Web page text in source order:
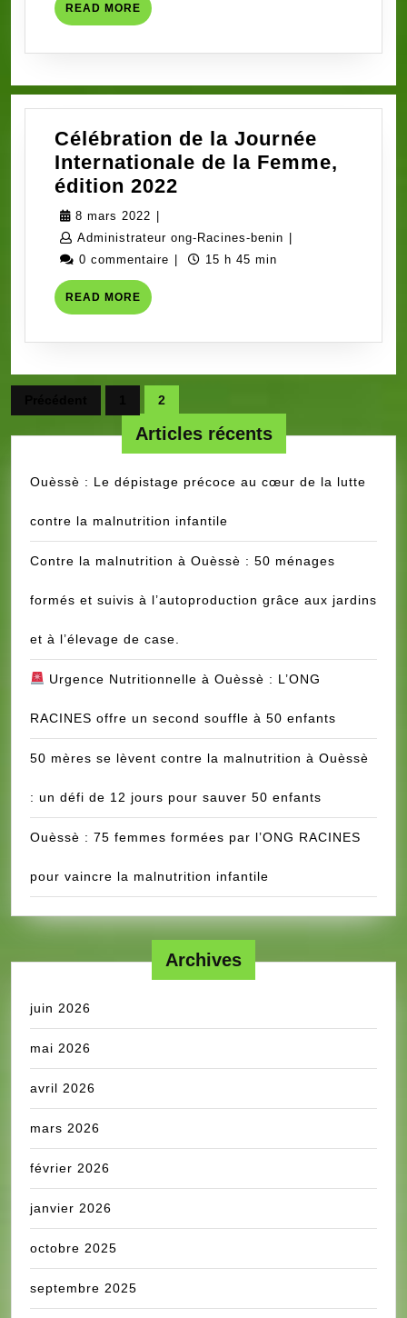
READ MORE READ
MORE
Célébration de la Journée
Internationale de la Femme,
édition 2022
la
Journée
Femme,
édition
8 mars 2022 8
mars
2022
Administrateur ong-Racines-benin Administrateur
0 commentaire
15 h 45 min
READ MORE READ
MORE
des
publications
2
Articles récents
Ouèssè : Le dépistage précoce au cœur de la lutte
contre la malnutrition infantile
Contre la malnutrition à Ouèssè : 50 ménages
formés et suivis à l’autoproduction grâce aux jardins
et à l’élevage de case.
Urgence Nutritionnelle à Ouèssè : L’ONG
RACINES offre un second souffle à 50 enfants
50 mères se lèvent contre la malnutrition à Ouèssè
: un défi de 12 jours pour sauver 50 enfants
Ouèssè : 75 femmes formées par l’ONG RACINES
pour vaincre la malnutrition infantile
Archives
juin 2026
mai 2026
avril 2026
mars 2026
février 2026
janvier 2026
octobre 2025
septembre 2025